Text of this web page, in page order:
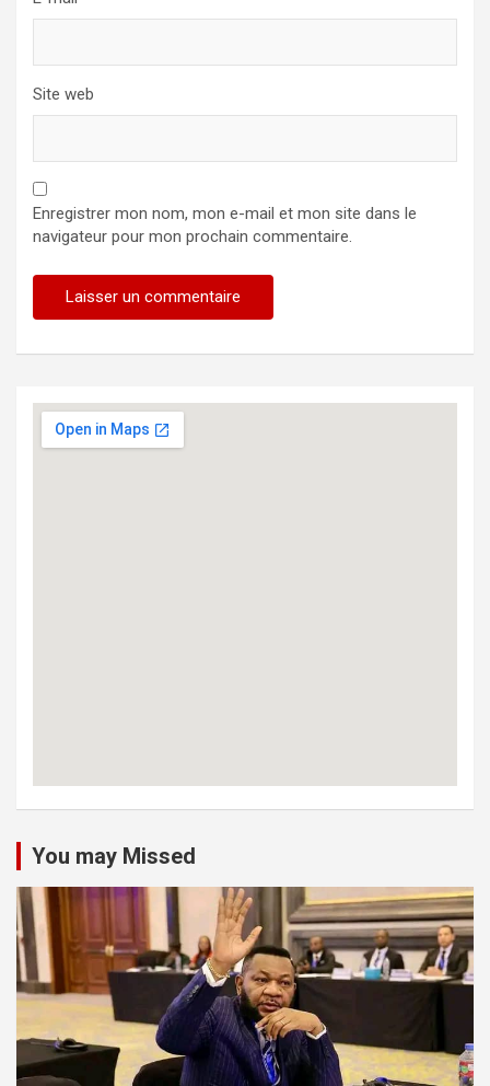
Site web
Enregistrer mon nom, mon e-mail et mon site dans le
navigateur pour mon prochain commentaire.
You may Missed